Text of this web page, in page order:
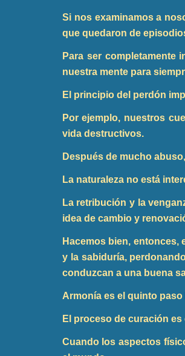
Si nos examinamos a
que quedaron de
Para ser completamente
nuestra mente para
El principio del perdón
Por ejemplo, nuestros
vida destructivos.
Después de mucho
La naturaleza no está
La retribución y la
idea de cambio y
Hacemos bien,
y la sabiduría,
conduzcan a una buena
Armonía es el quinto
El proceso de curación
Cuando los aspectos